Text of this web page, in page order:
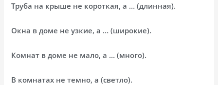
Труба на крыше не короткая, а … (длинная).
Окна в доме не узкие, а … (широкие).
Комнат в доме не мало, а … (много).
В комнатах не темно, а (светло).